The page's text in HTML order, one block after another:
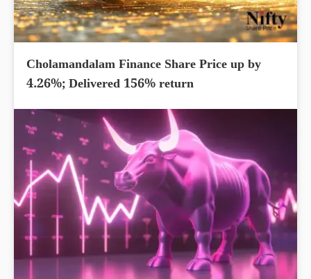
Cholamandalam Finance Share Price up by
4.26%; Delivered 156% return